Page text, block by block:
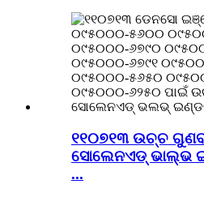
୧୧୦୭୧୩ ଉଚ୍ଚ
ସୋଲେନଏଡ୍ ଭାଲ୍ଭ
...